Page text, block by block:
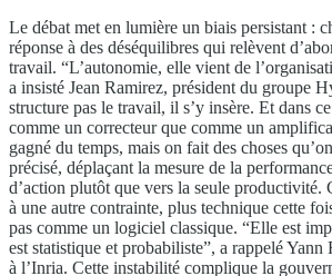
Le débat met en lumière un biais persistant :
réponse à des déséquilibres qui relèvent
travail. “L’autonomie, elle vient de
a insisté Jean Ramirez, président du groupe
structure pas le travail, il s’y insère. Et dans
comme un correcteur que comme un
gagné du temps, mais on fait des choses
précisé, déplaçant la mesure de la
d’action plutôt que vers la seule productivité.
à une autre contrainte, plus technique cette
pas comme un logiciel classique. “Elle est
est statistique et probabiliste”, a rappelé
à l’Inria. Cette instabilité complique la